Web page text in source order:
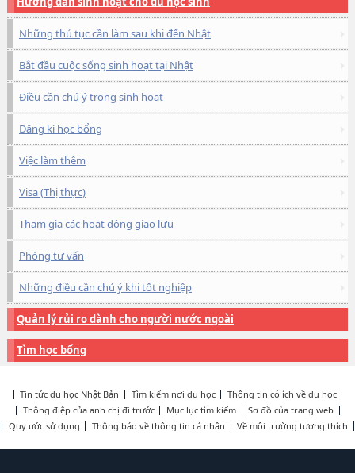
Những thủ tục cần làm sau khi đến Nhật
Bắt đầu cuộc sống sinh hoạt tại Nhật
Điều cần chú ý trong sinh hoạt
Đăng kí học bổng
Việc làm thêm
Visa (Thị thực)
Tham gia các hoạt động giao lưu
Phòng tư vấn
Những điều cần chú ý khi tốt nghiệp
Quản lý rủi ro dành cho người nước ngoài
Tìm học bổng
Tin tức du học Nhật Bản Tìm kiếm nơi du học
Thông tin có ích về du học
Thông điệp của anh chị đi trước
Mục lục tìm kiếm
Sơ đồ của trang web
Quy ước sử dụng
Thông báo về thông tin cá nhân Về môi trường tương thích